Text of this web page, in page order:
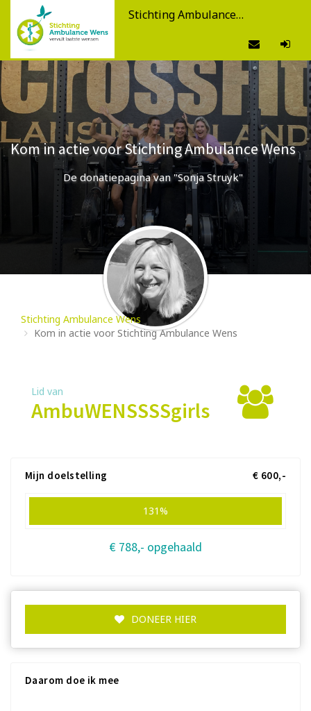
Stichting Ambulance Wens
Kom in actie voor Stichting Ambulance Wens
De donatiepagina van "Sonja Struyk"
Stichting Ambulance Wens
Kom in actie voor Stichting Ambulance Wens
Lid van
AmbuWENSSSSgirls
Mijn doelstelling € 600,-
131%
€ 788,- opgehaald
DONEER HIER
Daarom doe ik mee